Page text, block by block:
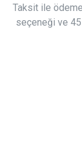
Taksit ile
seçeneği ve